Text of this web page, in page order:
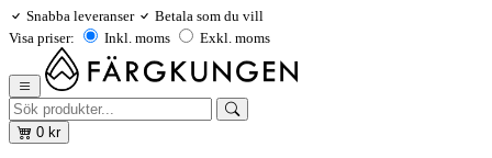
Snabba leveranser
Betala som du vill
Visa priser:
Inkl. moms Exkl. moms
0 kr